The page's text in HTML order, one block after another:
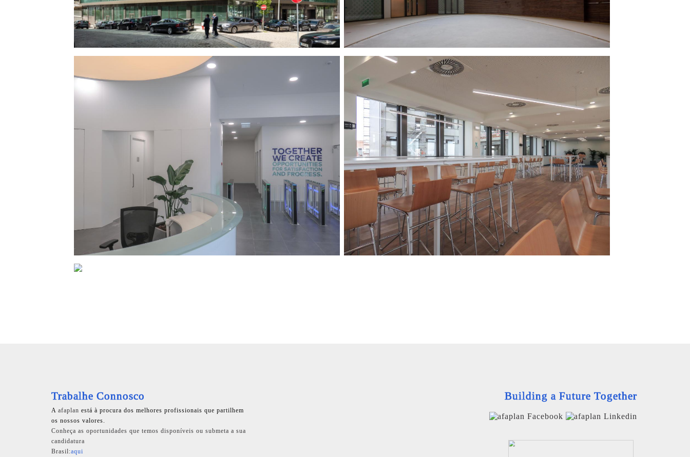
Trabalhe Connosco
A afaplan está à procura dos melhores profissionais que partilhem
os nossos valores.
Conheça as oportunidades que temos disponíveis ou submeta a sua
candidatura
Brasil:aqui
Building a Future Together